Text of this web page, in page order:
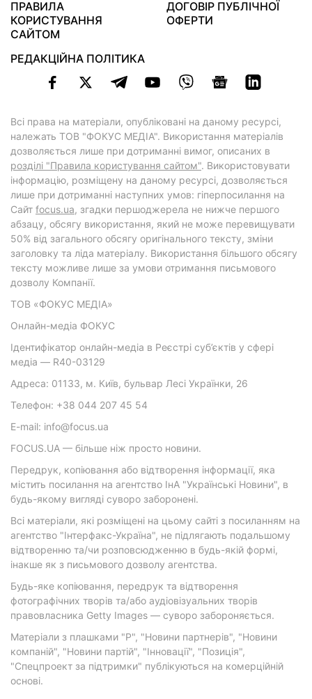
ПРАВИЛА
КОРИСТУВАННЯ
САЙТОМ
ДОГОВІР ПУБЛІЧНОЇ
ОФЕРТИ
РЕДАКЦІЙНА ПОЛІТИКА
Всі права на матеріали, опубліковані на даному ресурсі,
належать ТОВ "ФОКУС МЕДІА". Використання матеріалів
дозволяється лише при дотриманні вимог, описаних в
розділі "Правила користування сайтом". Використовувати
інформацію, розміщену на даному ресурсі, дозволяється
лише при дотриманні наступних умов: гіперпосилання на
Cайт focus.ua, згадки першоджерела не нижче першого
абзацу, обсягу використання, який не може перевищувати
50% від загального обсягу оригінального тексту, зміни
заголовку та ліда матеріалу. Використання більшого обсягу
тексту можливе лише за умови отримання письмового
дозволу Компанії.
ТОВ «ФОКУС МЕДІА»
Онлайн-медіа ФОКУС
Ідентифікатор онлайн-медіа в Реєстрі суб’єктів у сфері
медіа — R40-03129
Адреса: 01133, м. Київ, бульвар Лесі Українки, 26
Телефон: +38 044 207 45 54
E-mail: info@focus.ua
FOCUS.UA — більше ніж просто новини.
Передрук, копіювання або відтворення інформації, яка
містить посилання на агентство ІнА "Українські Новини", в
будь-якому вигляді суворо заборонені.
Всі матеріали, які розміщені на цьому сайті з посиланням на
агентство "Інтерфакс-Україна", не підлягають подальшому
відтворенню та/чи розповсюдженню в будь-якій формі,
інакше як з письмового дозволу агентства.
Будь-яке копіювання, передрук та відтворення
фотографічних творів та/або аудіовізуальних творів
правовласника Getty Images — суворо забороняється.
Матеріали з плашками "Р", "Новини партнерів", "Новини
компаній", "Новини партій", "Інновації", "Позиція",
"Спецпроект за підтримки" публікуються на комерційній
основі.